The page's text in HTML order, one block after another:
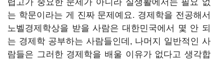
렵고가 중요한 문제가 아니라 실생활에서는 필요 없
는 학문이라는 게 진짜 문제예요. 경제학을 전공해서
노벨경제학상을 받을 사람은 대한민국에서 몇 안 되
는 경제학 공부하는 사람들인데, 나머지 일반적인 사
람들은 그러한 경제학을 배울 이유가 없다고 생각합